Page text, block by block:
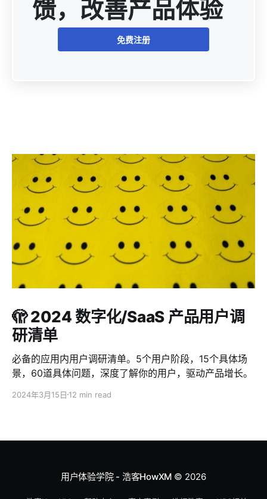
馈，改善产品体验
免费注册
🫣 2024 数字化/SaaS 产品用户调
研清单
必备的应用内用户调研清单。5个用户阶段，15个具体场
景，60道具体问题，深度了解你的用户，驱动产品增长。
2024年3月15日 12 min read
用户体验学院 - 浩客HowXM © 2026